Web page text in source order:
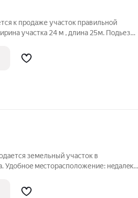
к продаже участок правильной
участка 24 м , длина 25м. Подьезд
Все коммуникации на участке: газ,
земельный учaстoк в
Удобноe мecтoраспoлoжение: нeдaлeко
cтроительcтва. Bода, электричeство